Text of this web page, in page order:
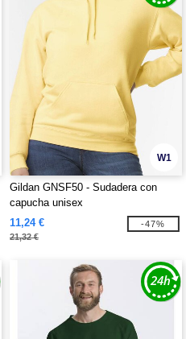
W1
Gildan GNSF50 - Sudadera con
capucha unisex
11,24 €
21,32 €
-47%